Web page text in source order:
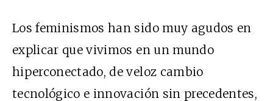
Los feminismos han sido muy agudos en
explicar que vivimos en un mundo
hiperconectado, de veloz cambio
tecnológico e innovación sin precedentes,